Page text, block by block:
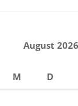
August 2026
M D